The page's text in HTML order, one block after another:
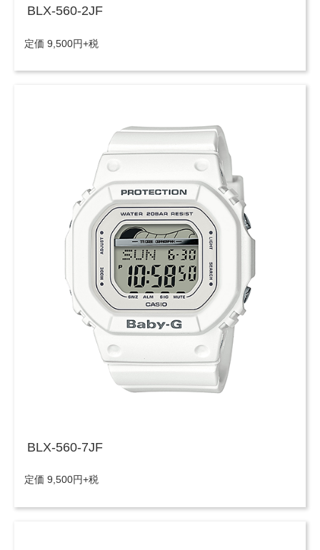
BLX-560-2JF
定価 9,500円+税
BLX-560-7JF
定価 9,500円+税